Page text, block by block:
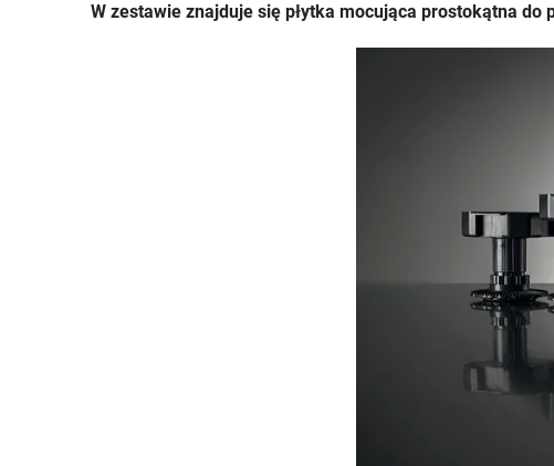
W zestawie znajduje się płytka mocująca prostokątna